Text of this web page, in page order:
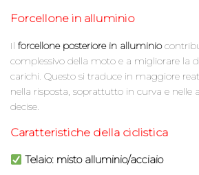
Forcellone in alluminio
Il forcellone posteriore in alluminio
complessivo della moto e a migliorare la
carichi. Questo si traduce in maggiore
nella risposta, soprattutto in curva e nelle
decise.
Caratteristiche della ciclistica
Telaio: misto alluminio/acciaio